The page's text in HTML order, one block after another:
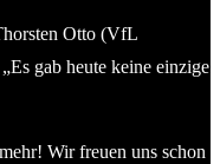
Otto (VfL
gab heute keine einzige
Wir freuen uns schon